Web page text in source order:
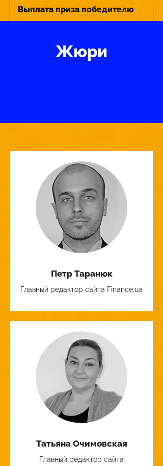
Выплата приза победителю
Жюри
Петр Таранюк
Главный редактор сайта Finance.ua
Татьяна Очимовская
Главный редактор сайта